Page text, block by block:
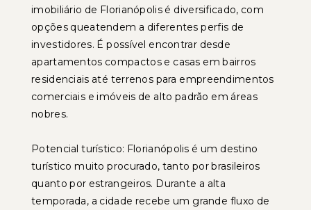
imobiliário de Florianópolis é diversificado, com
opções queatendem a diferentes perfis de
investidores. É possível encontrar desde
apartamentos compactos e casas em bairros
residenciais até terrenos para empreendimentos
comerciais e imóveis de alto padrão em áreas
nobres.
Potencial turístico: Florianópolis é um destino
turístico muito procurado, tanto por brasileiros
quanto por estrangeiros. Durante a alta
temporada, a cidade recebe um grande fluxo de